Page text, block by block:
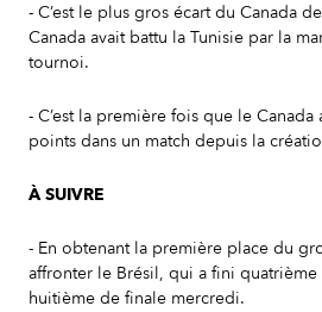
- C’est le plus gros écart du Canada
Canada avait battu la Tunisie par la
tournoi.
- C’est la première fois que le
points dans un match depuis la
À SUIVRE
- En obtenant la première place du
affronter le Brésil, qui a fini
huitième de finale mercredi.